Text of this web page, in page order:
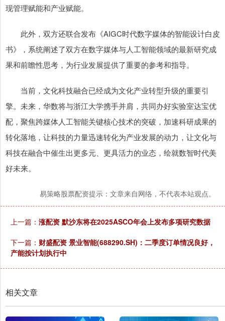
现管理赋能和产业赋能。
此外，双方还联合发布《AIGC时代数字媒体的智能设计白皮
书》，系统阐述了双方在数字媒体与人工智能领域的最新研究成
果和前瞻性思考，为行业发展提供了重要的参考和指导。
当前，文化科技融合已经成为文化产业转型升级的重要引
擎。未来，华数将与浙江大学携手并肩，共同办好实验室达宝优
配，聚焦跨媒体人工智能关键核心技术的突破，加速科研成果的
转化落地，让科技的力量迅速转化为产业发展的动力，让文化与
科技在融合中催生出更多元、更具活力的业态，绘就数智时代美
好未来。
易策略股票配资提示：文章来自网络，不代表本站观点。
上一篇： 涨配资 默沙东将在2025ASCO年会上发布多项研究数据
下一篇： 财盛配资 景业智能(688290.SH)：二季度订单情况良好，
产能按计划执行中
相关文章